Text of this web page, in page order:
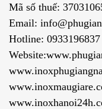
Mã số thuế:
Email:
Hotline: